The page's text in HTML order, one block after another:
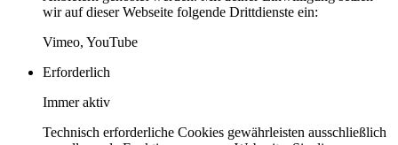
wir auf dieser Webseite folgende Drittdienste ein:
Vimeo, YouTube
Erforderlich
Immer aktiv
Technisch erforderliche Cookies gewährleisten ausschließlich